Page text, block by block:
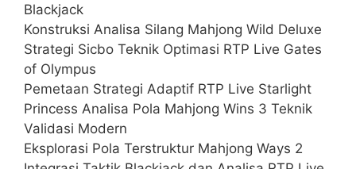
Blackjack
Konstruksi Analisa Silang Mahjong Wild Deluxe
Strategi Sicbo Teknik Optimasi RTP Live Gates
of Olympus
Pemetaan Strategi Adaptif RTP Live Starlight
Princess Analisa Pola Mahjong Wins 3 Teknik
Validasi Modern
Eksplorasi Pola Terstruktur Mahjong Ways 2